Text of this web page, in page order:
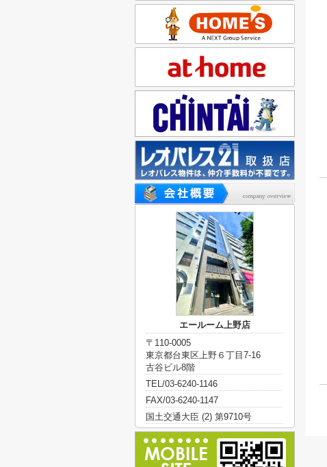
エールーム上野店
〒110-0005
東京都台東区上野６丁目7-16
古谷ビル8階
TEL/03-6240-1146
FAX/03-6240-1147
国土交通大臣 (2) 第9710号